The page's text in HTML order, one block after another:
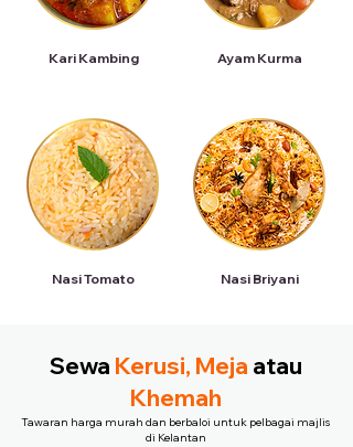
Kari Kambing
Nasi Tomato
Ayam Kurma
Nasi Briyani
Sewa Kerusi, Meja atau
Khemah
Tawaran harga murah dan berbaloi untuk pelbagai majlis
di Kelantan